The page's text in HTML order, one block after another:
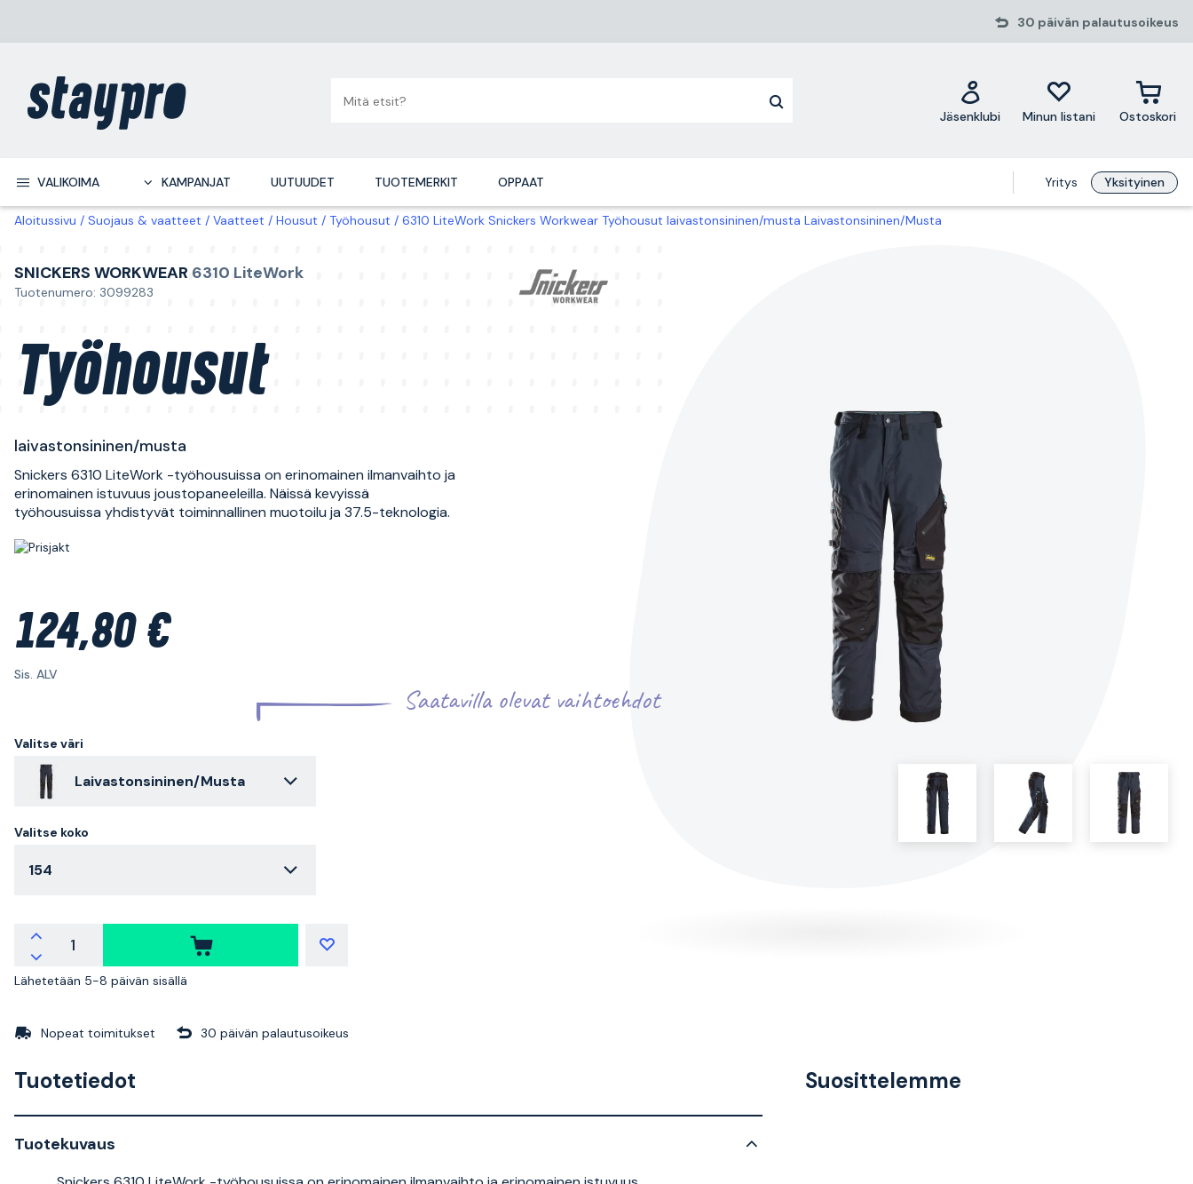
30 päivän palautusoikeus
Jäsenklubi Minun listani Ostoskori
VALIKOIMA KAMPANJAT UUTUUDET TUOTEMERKIT OPPAAT Yritys Yksityinen
Aloitussivu Suojaus & vaatteet Vaatteet Housut Työhousut 6310 LiteWork Snickers Workwear Työhousut laivastonsininen/musta Laivastonsininen/Musta
SNICKERS WORKWEAR 6310 LiteWork
Tuotenumero: 3099283
Työhousut
laivastonsininen/musta
Snickers 6310 LiteWork -työhousuissa on erinomainen ilmanvaihto ja
erinomainen istuvuus joustopaneeleilla. Näissä kevyissä
työhousuissa yhdistyvät toiminnallinen muotoilu ja 37.5-teknologia.
124,80 €
Sis. ALV
Saatavilla olevat vaihtoehdot
Valitse väri
Laivastonsininen/Musta
Valitse koko
154
Lähetetään 5-8 päivän sisällä
Nopeat toimitukset 30 päivän palautusoikeus
Tuotetiedot
Tuotekuvaus
Suosittelemme